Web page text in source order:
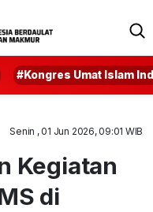
#Kongres Umat Islam
Senin , 01 Jun 2026, 09:01 WIB
Kegiatan
di